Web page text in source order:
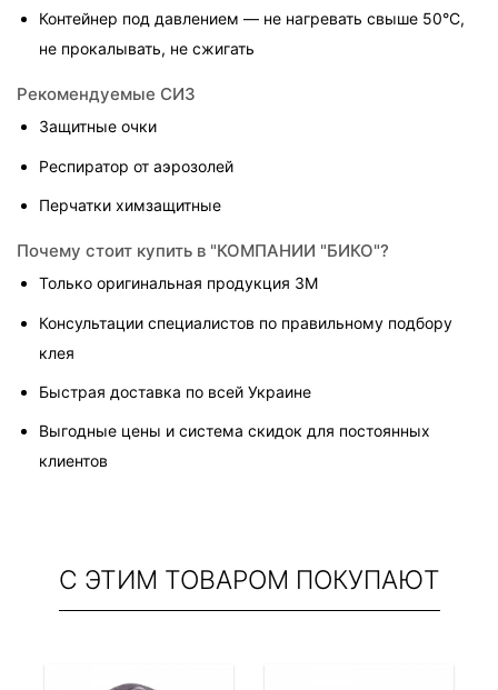
Контейнер под давлением — не нагревать свыше 50°C,
не прокалывать, не сжигать
Рекомендуемые СИЗ
Защитные очки
Респиратор от аэрозолей
Перчатки химзащитные
Почему стоит купить в "КОМПАНИИ "БИКО"?
Только оригинальная продукция 3M
Консультации специалистов по правильному подбору
клея
Быстрая доставка по всей Украине
Выгодные цены и система скидок для постоянных
клиентов
С ЭТИМ ТОВАРОМ ПОКУПАЮТ